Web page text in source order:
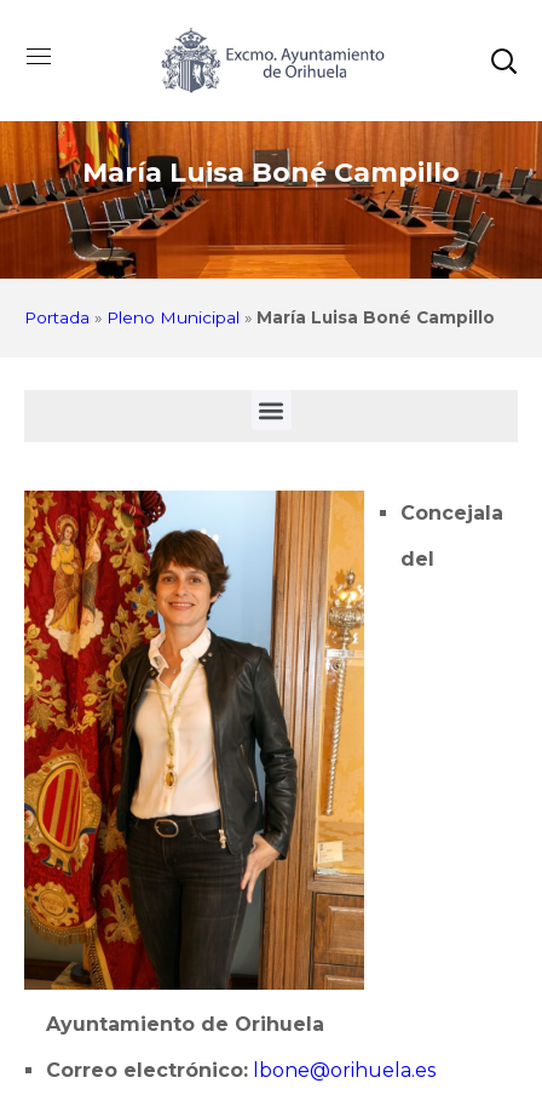
María Luisa Boné Campillo
Portada » Pleno Municipal » María Luisa Boné Campillo
Concejala
del
Ayuntamiento de Orihuela
Correo electrónico: lbone@orihuela.es